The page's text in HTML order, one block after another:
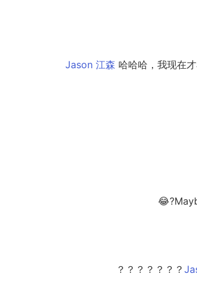
哈哈哈，我现在